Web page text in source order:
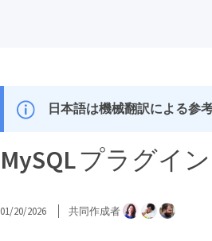
日本語は機械翻訳による参
MySQL プラグイン
01/20/2026 共同作成者